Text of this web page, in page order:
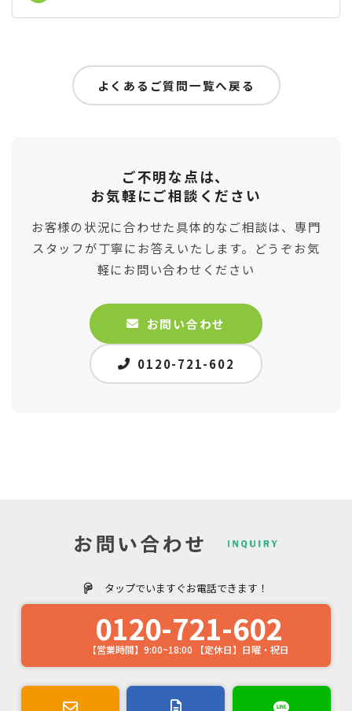
よくあるご質問一覧へ戻る
ご不明な点は、
お気軽にご相談ください
お客様の状況に合わせた具体的なご相談は、専門
スタッフが丁寧にお答えいたします。どうぞお気
軽にお問い合わせください
お問い合わせ
0120-721-602
タップでいますぐお電話できます！
0120-721-602
【営業時間】9:00~18:00 【定休日】日曜・祝日